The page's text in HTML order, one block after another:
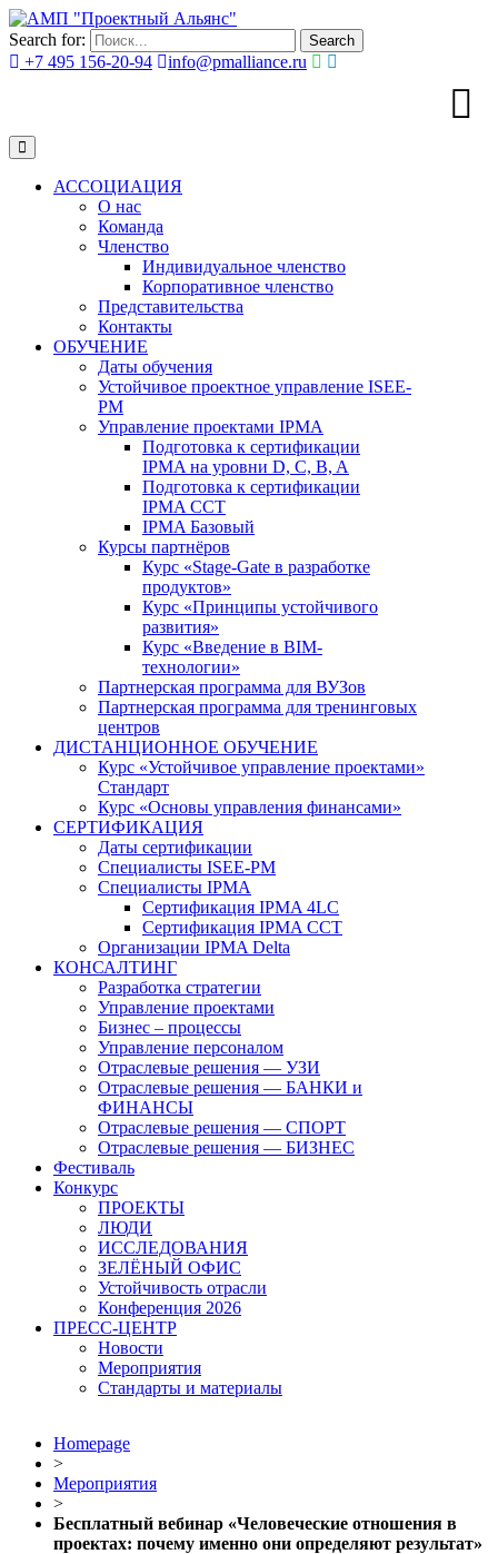
Search for: Search
+7 495 156-20-94 info@pmalliance.ru
АССОЦИАЦИЯ
О нас
Команда
Членство
Индивидуальное членство
Корпоративное членство
Представительства
Контакты
ОБУЧЕНИЕ
Даты обучения
Устойчивое проектное управление ISEE-
PM
Управление проектами IPMA
Подготовка к сертификации
IPMA на уровни D, C, B, A
Подготовка к сертификации
IPMA CCT
IPMA Базовый
Курсы партнёров
Курс «Stage-Gate в разработке
продуктов»
Курс «Принципы устойчивого
развития»
Курс «Введение в BIM-
технологии»
Партнерская программа для ВУЗов
Партнерская программа для тренинговых
центров
ДИСТАНЦИОННОЕ ОБУЧЕНИЕ
Курс «Устойчивое управление проектами»
Стандарт
Курс «Основы управления финансами»
СЕРТИФИКАЦИЯ
Даты сертификации
Специалисты ISEE-PM
Специалисты IPMA
Сертификация IPMA 4LC
Сертификация IPMA CCT
Организации IPMA Delta
КОНСАЛТИНГ
Разработка стратегии
Управление проектами
Бизнес – процессы
Управление персоналом
Отраслевые решения — УЗИ
Отраслевые решения — БАНКИ и
ФИНАНСЫ
Отраслевые решения — СПОРТ
Отраслевые решения — БИЗНЕС
Фестиваль
Конкурс
ПРОЕКТЫ
ЛЮДИ
ИССЛЕДОВАНИЯ
ЗЕЛЁНЫЙ ОФИС
Устойчивость отрасли
Конференция 2026
ПРЕСС-ЦЕНТР
Новости
Мероприятия
Стандарты и материалы
Homepage
>
Мероприятия
>
Бесплатный вебинар «Человеческие отношения в
проектах: почему именно они определяют результат»